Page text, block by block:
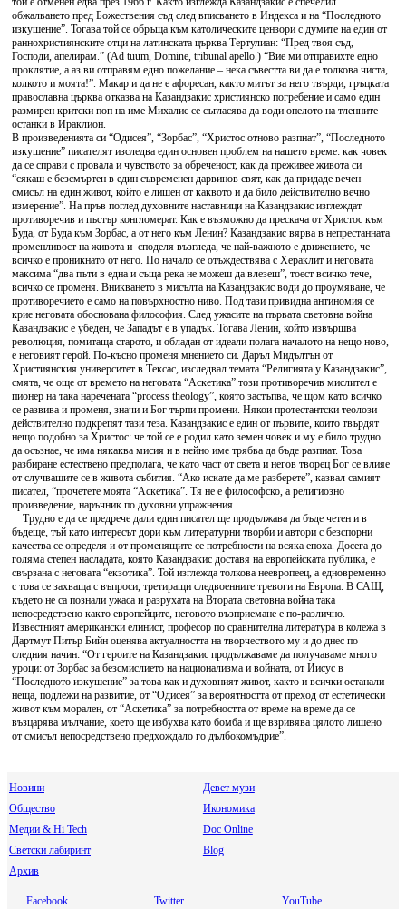
обжалването пред Божествения съд след вписването в Индекса и на “Последното
изкушение”. Тогава той се обръща към католическите цензори с думите на един от
раннохристиянските отци на латинската църква Тертулиан: “Пред твоя съд,
Господи, апелирам.” (Ad tuum, Domine, tribunal apello.) “Вие ми отправихте едно
проклятие, а аз ви отправям едно пожелание – нека съвестта ви да е толкова чиста,
колкото и моята!”. Макар и да не е афоресан, както митът за него твърди, гръцката
православна църква отказва на Казандзакис християнско погребение и само един
размирен критски поп на име Михалис се съгласява да води опелото на тленните
останки в Ираклион.
В произведенията си “Одисея”, “Зорбас”, “Христос отново разпнат”, “Последното
изкушение” писателят изследва един основен проблем на нашето време: как човек
да се справи с провала и чувството за обреченост, как да преживее живота си
“сякаш е безсмъртен в един съвременен дарвинов свят, как да придаде вечен
смисъл на един живот, който е лишен от каквото и да било действително вечно
измерение”. На пръв поглед духовните наставници на Казандзакис изглеждат
противоречив и пъстър конгломерат. Как е възможно да прескача от Христос към
Буда, от Буда към Зорбас, а от него към Ленин? Казандзакис вярва в непрестанната
променливост на живота и споделя възгледа, че най-важното е движението, че
всичко е проникнато от него. По начало се отъждествява с Хераклит и неговата
максима “два пъти в една и съща река не можеш да влезеш”, тоест всичко тече,
всичко се променя. Вникването в мисълта на Казандзакис води до проумяване, че
противоречието е само на повърхностно ниво. Под тази привидна антиномия се
крие неговата обоснована философия. След ужасите на първата световна война
Казандзакис е убеден, че Западът е в упадък. Тогава Ленин, който извършва
революция, помитаща старото, и обладан от идеали полага началото на нещо ново,
е неговият герой. По-късно променя мнението си. Даръл Мидълтън от
Християнския университет в Тексас, изследвал темата “Религията у Казандзакис”,
смята, че още от времето на неговата “Аскетика” този противоречив мислител е
пионер на така наречената “process theology”, която застъпва, че щом като всичко
се развива и променя, значи и Бог търпи промени. Някои протестантски теолози
действително подкрепят тази теза. Казандзакис е един от първите, които твърдят
нещо подобно за Христос: че той се е родил като земен човек и му е било трудно
да осъзнае, че има някаква мисия и в нейно име трябва да бъде разпнат. Това
разбиране естествено предполага, че като част от света и негов творец Бог се влияе
от случващите се в живота събития. “Ако искате да ме разберете”, казвал самият
писател, “прочетете моята “Аскетика”. Тя не е философско, а религиозно
произведение, наръчник по духовни упражнения.
Трудно е да се предрече дали един писател ще продължава да бъде четен и в
бъдеще, тъй като интересът дори към литературни творби и автори с безспорни
качества се определя и от променящите се потребности на всяка епоха. Досега до
голяма степен насладата, която Казандзакис доставя на европейската публика, е
свързана с неговата “екзотика”. Той изглежда толкова неевропеец, а едновременно
с това се захваща с въпроси, третиращи следвоенните тревоги на Европа. В САЩ,
където не са познали ужаса и разрухата на Втората световна война така
непосредствено както европейците, неговото възприемане е по-различно.
Известният американски елинист, професор по сравнителна литература в колежа в
Дартмут Питър Бийн оценява актуалността на творчеството му и до днес по
следния начин: “От героите на Казандзакис продължаваме да получаваме много
уроци: от Зорбас за безсмислието на национализма и войната, от Иисус в
“Последното изкушение” за това как и духовният живот, както и всички останали
неща, подлежи на развитие, от “Одисея” за вероятността от преход от естетически
живот към морален, от “Аскетика” за потребността от време на време да се
възцарява мълчание, което ще избухва като бомба и ще взривява цялото лишено
от смисъл непосредствено предхождало го дълбокомъдрие”.
Новини
Девет музи
Общество
Икономика
Медии & Hi Tech
Doc Online
Светски лабиринт
Blog
Архив
Facebook Twitter YouTube